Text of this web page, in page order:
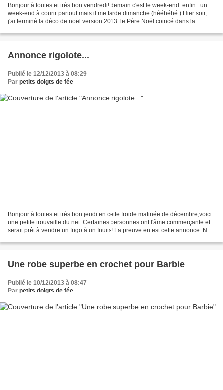
Bonjour à toutes et très bon vendredi! demain c'est le week-end..enfin...un
week-end à courir partout mais il me tarde dimanche (hééhéhé ) Hier soir,
j'ai terminé la déco de noël version 2013: le Père Noël coincé dans la
Annonce rigolote...
Publié le 12/12/2013 à 08:29
Par petits doigts de fée
Bonjour à toutes et très bon jeudi en cette froide matinée de décembre,voici
une petite trouvaille du net. Certaines personnes ont l'âme commerçante et
serait prêt à vendre un frigo à un Inuits! La preuve en est cette annonce. NE
Une robe superbe en crochet pour Barbie
Publié le 10/12/2013 à 08:47
Par petits doigts de fée